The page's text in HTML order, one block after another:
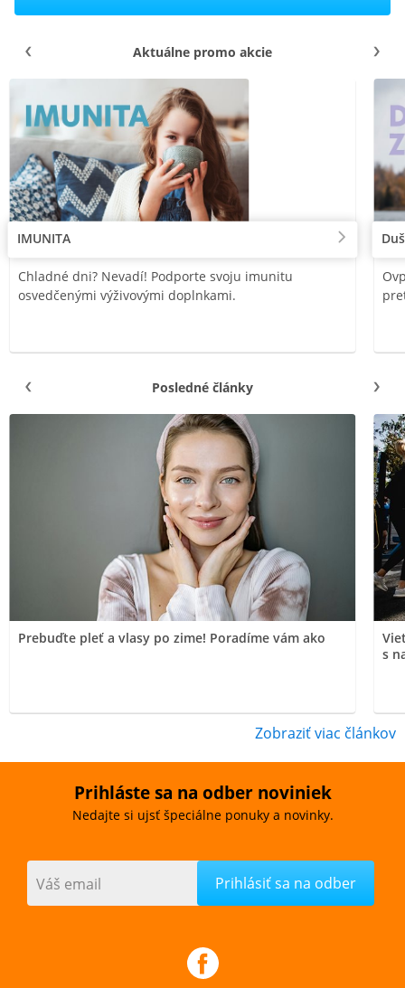
Aktuálne promo akcie
IMUNITA
Chladné dni? Nevadí! Podporte svoju imunitu
osvedčenými výživovými doplnkami.
Posledné články
Prebuďte pleť a vlasy po zime! Poradíme vám ako
s
Zobraziť viac článkov
Prihláste sa na odber noviniek
Nedajte si ujsť špeciálne ponuky a novinky.
Váš email